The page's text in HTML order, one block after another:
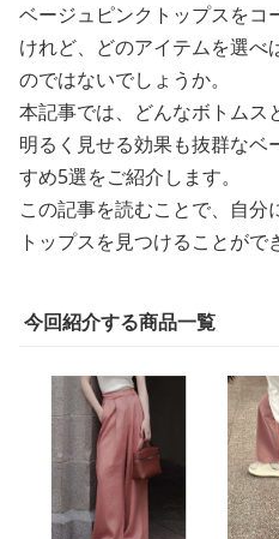
ベージュピンクトップスをコ
けれど、どのアイテムを選べ
のではないでしょうか。
本記事では、どんなボトムス
明るく見せる効果も抜群なベ
すめ5選をご紹介します。
この記事を読むことで、自分
トップスを見つけることがで
今回紹介する商品一覧